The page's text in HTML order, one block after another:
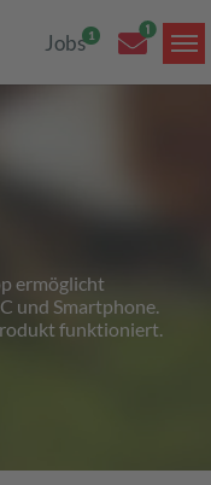
Jobs
ermöglicht
und Smartphone.
funktioniert.